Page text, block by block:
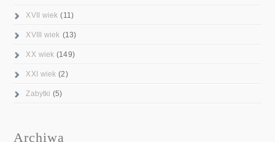
XVII wiek (11)
XVIII wiek (13)
XX wiek (149)
XXI wiek (2)
Zabytki (5)
Archiwa